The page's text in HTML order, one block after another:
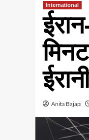
International
Anita Bajapi